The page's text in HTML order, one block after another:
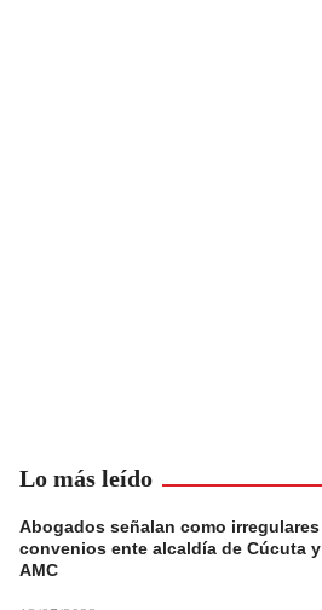
Lo más leído
Abogados señalan como irregulares
convenios ente alcaldía de Cúcuta y
AMC